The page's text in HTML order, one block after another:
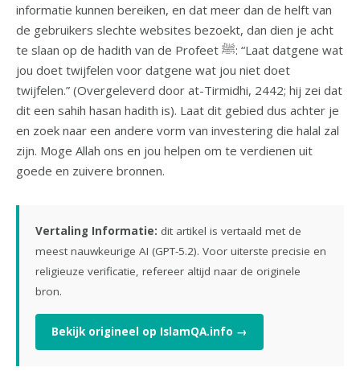
informatie kunnen bereiken, en dat meer dan de helft van
de gebruikers slechte websites bezoekt, dan dien je acht
te slaan op de hadith van de Profeet ﷺ: “Laat datgene wat
jou doet twijfelen voor datgene wat jou niet doet
twijfelen.” (Overgeleverd door at-Tirmidhi, 2442; hij zei dat
dit een sahih hasan hadith is). Laat dit gebied dus achter je
en zoek naar een andere vorm van investering die halal zal
zijn. Moge Allah ons en jou helpen om te verdienen uit
goede en zuivere bronnen.
Vertaling Informatie: dit artikel is vertaald met de
meest nauwkeurige AI (GPT-5.2). Voor uiterste precisie en
religieuze verificatie, refereer altijd naar de originele
bron.
Bekijk origineel op IslamQA.info →